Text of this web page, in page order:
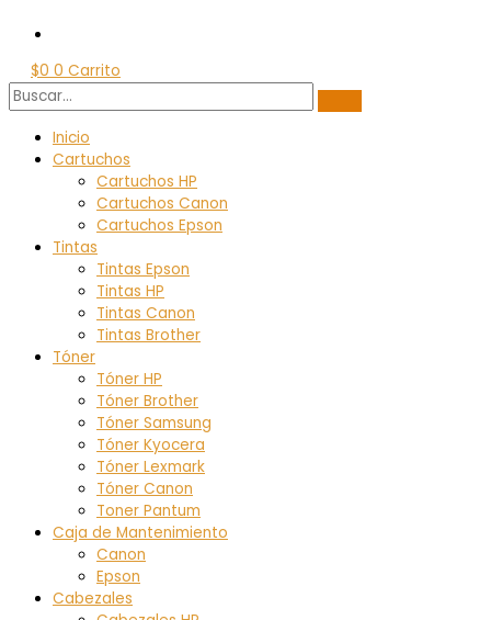
$0 0 Carrito
Inicio
Cartuchos
Cartuchos HP
Cartuchos Canon
Cartuchos Epson
Tintas
Tintas Epson
Tintas HP
Tintas Canon
Tintas Brother
Tóner
Tóner HP
Tóner Brother
Tóner Samsung
Tóner Kyocera
Tóner Lexmark
Tóner Canon
Toner Pantum
Caja de Mantenimiento
Canon
Epson
Cabezales